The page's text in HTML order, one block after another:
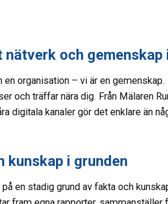
och gemenskap
en organisation – vi är en
och träffar nära dig. Från Mälaren
digitala kanaler gör det enklare än
kunskap i grunden
en stadig grund av fakta och